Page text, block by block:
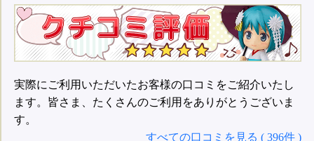
実際にご利用いただいたお客様の口コミをご紹介いたし
ます。皆さま、たくさんのご利用をありがとうございま
す。
すべての口コミを見る ( 396件 )